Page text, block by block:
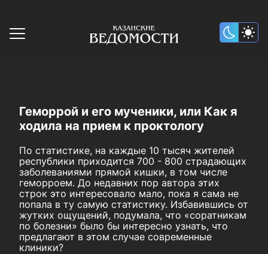
Геморрой и его мученики, или Как я
ходила на прием к проктологу
По статистике, на каждые 10 тысяч жителей
республики приходится 700 - 800 страдающих
заболеваниями прямой кишки, в том числе
геморроем. До недавних пор автора этих
строк это интересовало мало, пока я сама не
попала в ту самую статистику. Избавившись от
жутких ощущений, подумала, что «соратникам
по болезни» было бы интересно узнать, что
предлагают в этом случае современные
клиники?